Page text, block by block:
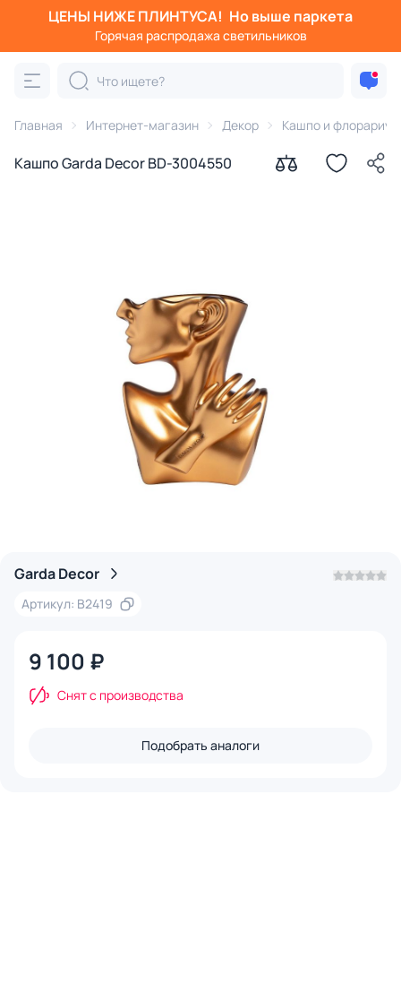
ЦЕНЫ НИЖЕ ПЛИНТУСА! Но выше паркета
Горячая распродажа светильников
Главная Интернет-магазин Декор Кашпо и
Кашпо Garda Decor BD-3004550
Garda Decor
Артикул: B2419
9 100 ₽
Снят с производства
Подобрать аналоги